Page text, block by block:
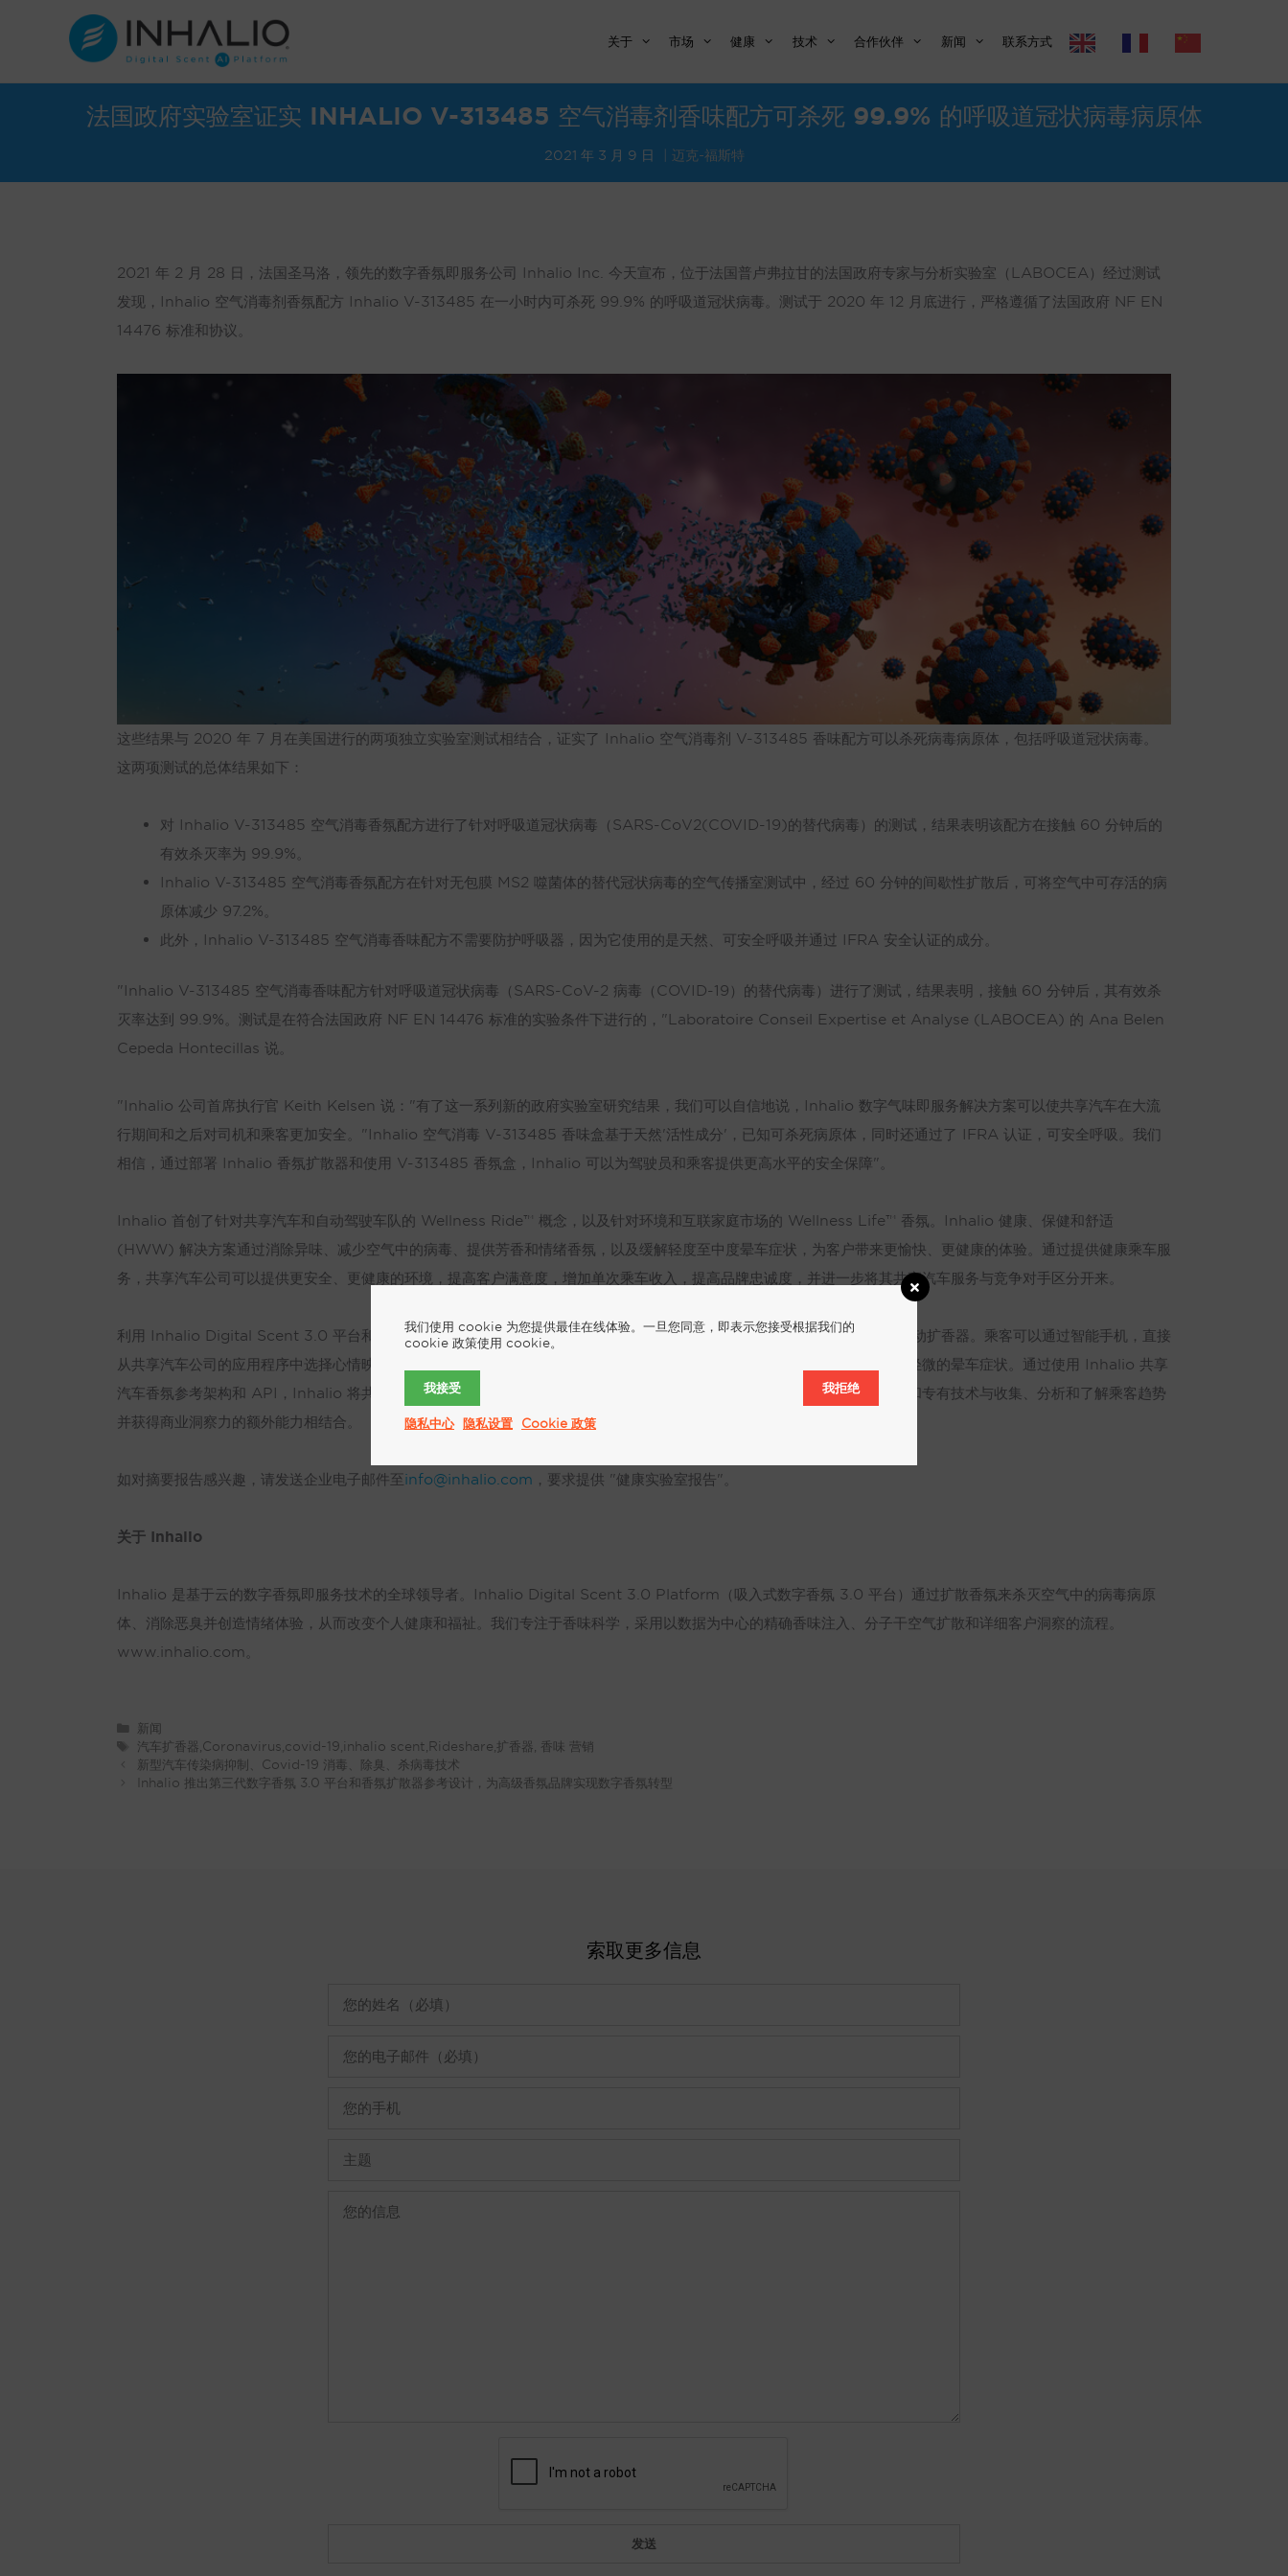
关于 市场 健康 技术 合作伙伴 新闻 联系方式
法国政府实验室证实 INHALIO V-313485 空气消毒剂香味配方可杀死 99.9% 的呼吸道冠状病毒病原体
2021 年 3 月 9 日 迈克-福斯特
2021 年 2 月 28 日，法国圣马洛，领先的数字香氛即服务公司 Inhalio Inc. 今天宣布，位于法国普卢弗拉甘的法国政府专家与分析实验室（LABOCEA）经过测试
发现，Inhalio 空气消毒剂香氛配方 Inhalio V-313485 在一小时内可杀死 99.9% 的呼吸道冠状病毒。测试于 2020 年 12 月底进行，严格遵循了法国政府 NF EN
14476 标准和协议。
这些结果与 2020 年 7 月在美国进行的两项独立实验室测试相结合，证实了 Inhalio 空气消毒剂 V-313485 香味配方可以杀死病毒病原体，包括呼吸道冠状病毒。
这两项测试的总体结果如下：
对 Inhalio V-313485 空气消毒香氛配方进行了针对呼吸道冠状病毒（SARS-CoV2(COVID-19)的替代病毒）的测试，结果表明该配方在接触 60 分钟后的
有效杀灭率为 99.9%。
Inhalio V-313485 空气消毒香氛配方在针对无包膜 MS2 噬菌体的替代冠状病毒的空气传播室测试中，经过 60 分钟的间歇性扩散后，可将空气中可存活的病
原体减少 97.2%。
此外，Inhalio V-313485 空气消毒香味配方不需要防护呼吸器，因为它使用的是天然、可安全呼吸并通过 IFRA 安全认证的成分。
"Inhalio V-313485 空气消毒香味配方针对呼吸道冠状病毒（SARS-CoV-2 病毒（COVID-19）的替代病毒）进行了测试，结果表明，接触 60 分钟后，其有效杀
灭率达到 99.9%。测试是在符合法国政府 NF EN 14476 标准的实验条件下进行的，"Laboratoire Conseil Expertise et Analyse (LABOCEA) 的 Ana Belen
Cepeda Hontecillas 说。
"Inhalio 公司首席执行官 Keith Kelsen 说："有了这一系列新的政府实验室研究结果，我们可以自信地说，Inhalio 数字气味即服务解决方案可以使共享汽车在大流
行期间和之后对司机和乘客更加安全。"Inhalio 空气消毒 V-313485 香味盒基于天然'活性成分'，已知可杀死病原体，同时还通过了 IFRA 认证，可安全呼吸。我们
相信，通过部署 Inhalio 香氛扩散器和使用 V-313485 香氛盒，Inhalio 可以为驾驶员和乘客提供更高水平的安全保障"。
Inhalio 首创了针对共享汽车和自动驾驶车队的 Wellness Ride™ 概念，以及针对环境和互联家庭市场的 Wellness Life™ 香氛。Inhalio 健康、保健和舒适
(HWW) 解决方案通过消除异味、减少空气中的病毒、提供芳香和情绪香氛，以及缓解轻度至中度晕车症状，为客户带来更愉快、更健康的体验。通过提供健康乘车服
务，共享汽车公司可以提供更安全、更健康的环境，提高客户满意度，增加单次乘车收入，提高品牌忠诚度，并进一步将其共享汽车服务与竞争对手区分开来。
利用 Inhalio Digital Scent 3.0 平台和 NOMAD SD3 移动扩香器，共享出行公司可以快速方便地在其车队中部署干空气移动扩香器。乘客可以通过智能手机，直接
从共享汽车公司的应用程序中选择心情映射香氛，在乘车过程中进行扩香，使车厢内的空气免受空气中病原体的感染，或减少轻微的晕车症状。通过使用 Inhalio 共享
汽车香氛参考架构和 API，Inhalio 将共享汽车和自动驾驶汽车公司数十年来在部署车内香氛传递和管理系统方面的专业知识和专有技术与收集、分析和了解乘客趋势
并获得商业洞察力的额外能力相结合。
如对摘要报告感兴趣，请发送企业电子邮件至 info@inhalio.com ，要求提供 "健康实验室报告"。
关于 Inhalio
Inhalio 是基于云的数字香氛即服务技术的全球领导者。Inhalio Digital Scent 3.0 Platform（吸入式数字香氛 3.0 平台）通过扩散香氛来杀灭空气中的病毒病原
体、消除恶臭并创造情绪体验，从而改变个人健康和福祉。我们专注于香味科学，采用以数据为中心的精确香味注入、分子干空气扩散和详细客户洞察的流程。
www.inhalio.com。
类
别
新闻
标
签
汽车扩香器 Coronavirus covid-19 inhalio scent, Rideshare 扩香器, 香味 营销
新型汽车传染病抑制、Covid-19 消毒、除臭、杀病毒技术
Inhalio 推出第三代数字香氛 3.0 平台和香氛扩散器参考设计，为高级香氛品牌实现数字香氛转型
索取更多信息
我们使用 cookie 为您提供最佳在线体验。一旦您同意，即表示您接受根据我们的
cookie 政策使用 cookie。
我接受 我拒绝
隐私中心 隐私设置 Cookie 政策